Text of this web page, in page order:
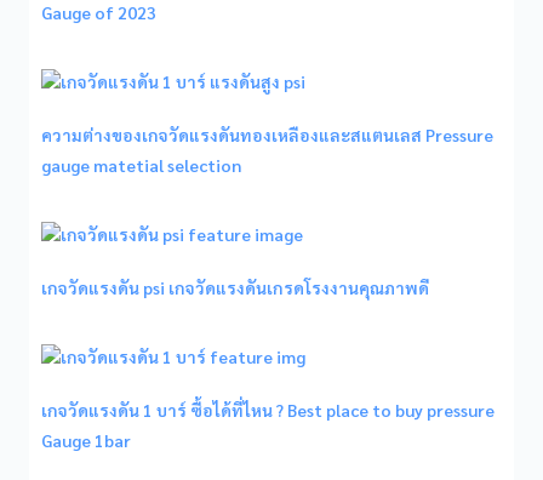
Gauge of 2023
ความต่างของเกจวัดแรงดันทองเหลืองและสแตนเลส Pressure
gauge matetial selection
เกจวัดแรงดัน psi เกจวัดแรงดันเกรดโรงงานคุณภาพดี
เกจวัดแรงดัน 1 บาร์ ซื้อได้ที่ไหน ? Best place to buy pressure
Gauge 1bar